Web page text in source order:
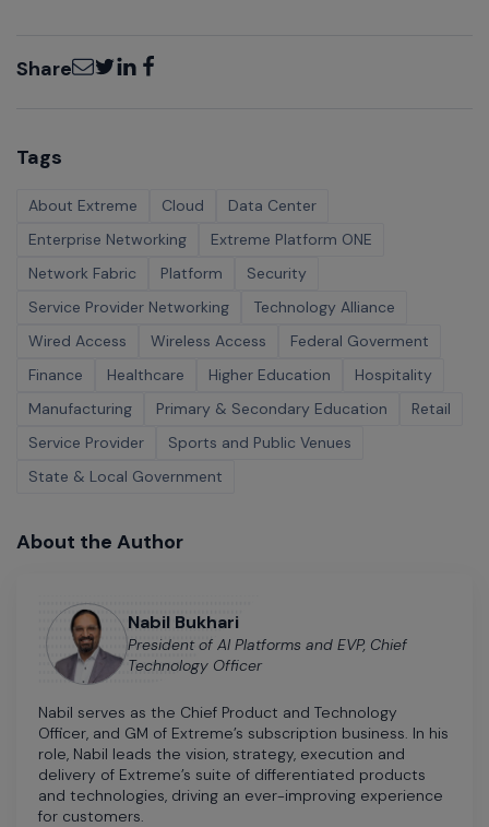
ShareEmailTwitter
LinkedInFacebook
Tags
About Extreme Cloud
Data Center
Enterprise Networking
Extreme Platform ONE
Network Fabric
Platform
Security
Service Provider Networking
Technology Alliance
Wired Access
Wireless Access
Federal Goverment
Finance
Healthcare Higher Education
Hospitality
Manufacturing
Primary & Secondary Education
Retail
Service Provider
Sports and Public Venues
State & Local Government
About the Author
Nabil Bukhari
President of AI Platforms and EVP, Chief
Technology Officer
Nabil serves as the Chief Product and Technology
Officer, and GM of Extreme’s subscription business. In his
role, Nabil leads the vision, strategy, execution and
delivery of Extreme’s suite of differentiated products
and technologies, driving an ever-improving experience
for customers.